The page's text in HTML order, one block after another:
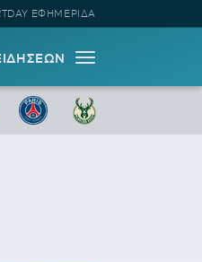
ΕΦΗΜΕΡΙΔΑ